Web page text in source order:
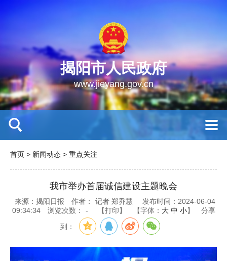
揭阳市人民政府
www.jieyang.gov.cn
首页 > 新闻动态 > 重点关注
我市举办首届诚信建设主题晚会
来源：揭阳日报 作者： 记者 郑乔慧
发布时间：2024-06-04
09:34:34
浏览次数： - 【打印】 【字体： 大 中 小】 分享
到：